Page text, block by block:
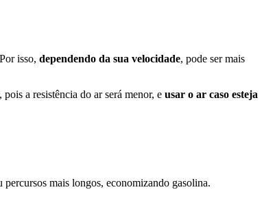
isso, dependendo da sua velocidade, pode ser mais
a resistência do ar será menor, e usar o ar caso esteja
mais longos, economizando gasolina.